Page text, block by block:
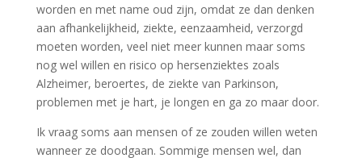
worden en met name oud zijn, omdat ze dan denken
aan afhankelijkheid, ziekte, eenzaamheid, verzorgd
moeten worden, veel niet meer kunnen maar soms
nog wel willen en risico op hersenziektes zoals
Alzheimer, beroertes, de ziekte van Parkinson,
problemen met je hart, je longen en ga zo maar door.
Ik vraag soms aan mensen of ze zouden willen weten
wanneer ze doodgaan. Sommige mensen wel, dan